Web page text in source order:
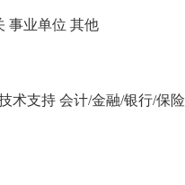
事业单位 其他
术支持 会计/金融/银行/保险